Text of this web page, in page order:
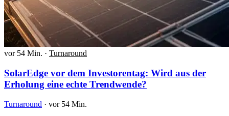
vor 54 Min. · Turnaround
SolarEdge vor dem Investorentag: Wird aus der
Erholung eine echte Trendwende?
Turnaround · vor 54 Min.